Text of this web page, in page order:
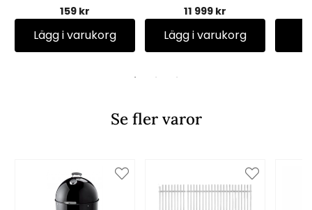
159 kr
Lägg i varukorg
11 999 kr
Lägg i varukorg
Se fler varor